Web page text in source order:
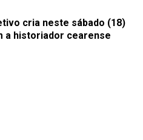
cria neste sábado (18)
a historiador cearense